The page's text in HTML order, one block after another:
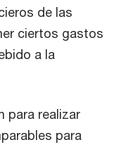
de las
ciertos gastos
a la
para realizar
para